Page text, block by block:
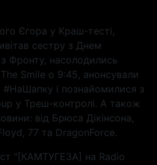
Єгора у Краш-тесті,
сестру з Днем
Фронту, насолодились
Smile о 9:45, анонсували
#НаШапку і познайомилися з
у Треш-контролі. А також
від Брюса Дікінсона,
77 та DragonForce.
"[КАМТУГЕЗА] на Radio